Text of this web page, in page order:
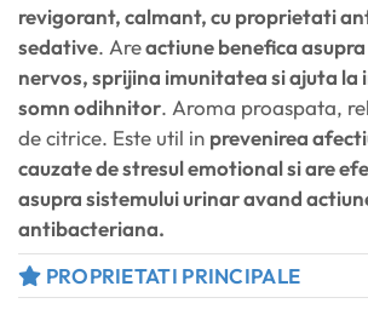
revigorant, calmant, cu proprietati
sedative. Areactiune benefica
nervos, sprijina imunitatea si ajuta la
somn odihnitor. Aroma proaspata,
de citrice. Este util in prevenirea
cauzate de stresul emotional si are
asupra sistemului urinar avand
antibacteriana.
PROPRIETATI PRINCIPALE